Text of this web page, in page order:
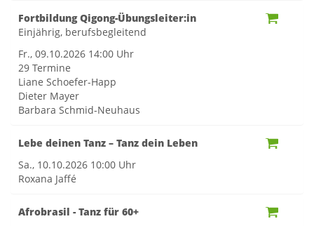
Fortbildung Qigong-Übungsleiter:in
Einjährig, berufsbegleitend
Fr., 09.10.2026 14:00 Uhr
29 Termine
Liane Schoefer-Happ
Dieter Mayer
Barbara Schmid-Neuhaus
Lebe deinen Tanz – Tanz dein Leben
Sa., 10.10.2026 10:00 Uhr
Roxana Jaffé
Afrobrasil - Tanz für 60+